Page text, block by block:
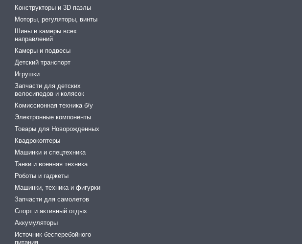
Конструкторы и 3D пазлы
Моторы, регуляторы, винты
Шины и камеры всех
направлений
Камеры и подвесы
Детский транспорт
Игрушки
Запчасти для детских
велосипедов и колясок
Комиссионная техника б/у
Электронные компоненты
Товары для Новорожденных
Квадрокоптеры
Машинки и спецтехника
Танки и военная техника
Роботы и гаджеты
Машинки, техника и фигурки
Запчасти для самолетов
Спорт и активный отдых
Аккумуляторы
Источник бесперебойного
питания